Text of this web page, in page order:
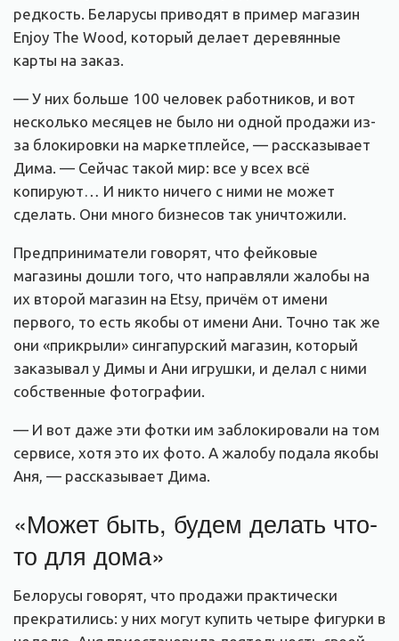
редкость. Беларусы приводят в пример магазин
Enjoy The Wood, который делает деревянные
карты на заказ.
— У них больше 100 человек работников, и вот
несколько месяцев не было ни одной продажи из-
за блокировки на маркетплейсе, — рассказывает
Дима. — Сейчас такой мир: все у всех всё
копируют… И никто ничего с ними не может
сделать. Они много бизнесов так уничтожили.
Предприниматели говорят, что фейковые
магазины дошли того, что направляли жалобы на
их второй магазин на Etsy, причём от имени
первого, то есть якобы от имени Ани. Точно так же
они «прикрыли» сингапурский магазин, который
заказывал у Димы и Ани игрушки, и делал с ними
собственные фотографии.
— И вот даже эти фотки им заблокировали на том
сервисе, хотя это их фото. А жалобу подала якобы
Аня, — рассказывает Дима.
«Может быть, будем делать что-
то для дома»
Белорусы говорят, что продажи практически
прекратились: у них могут купить четыре фигурки в